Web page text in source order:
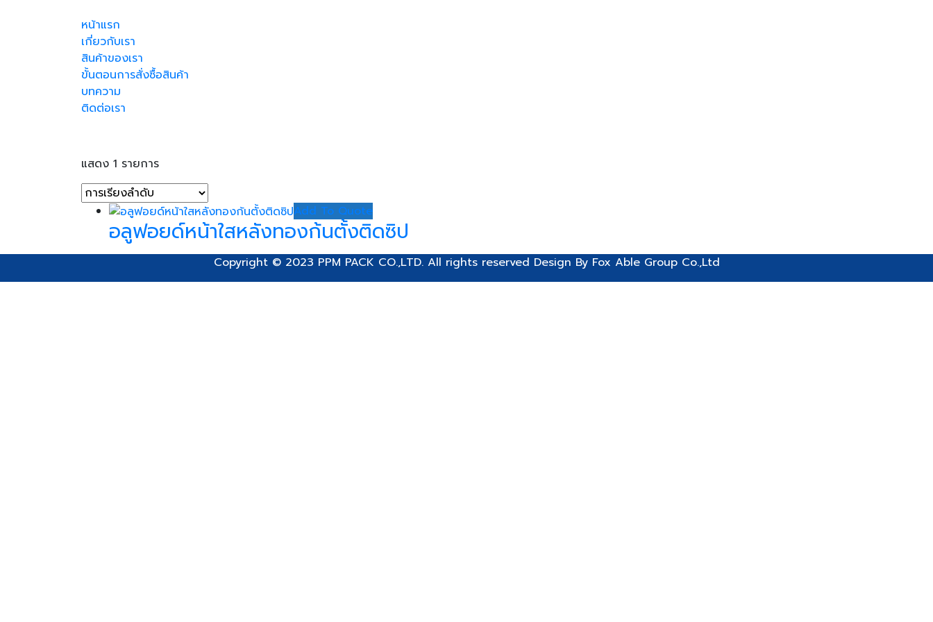
หน้าแรก
เกี่ยวกับเรา
สินค้าของเรา
ขั้นตอนการสั่งซื้อสินค้า
บทความ
ติดต่อเรา
แสดง 1 รายการ
Add To Quote
อลูฟอยด์หน้าใสหลังทองก้นตั้งติดซิป
Copyright © 2023 PPM PACK CO.,LTD. All rights reserved Design By Fox Able Group Co.,Ltd